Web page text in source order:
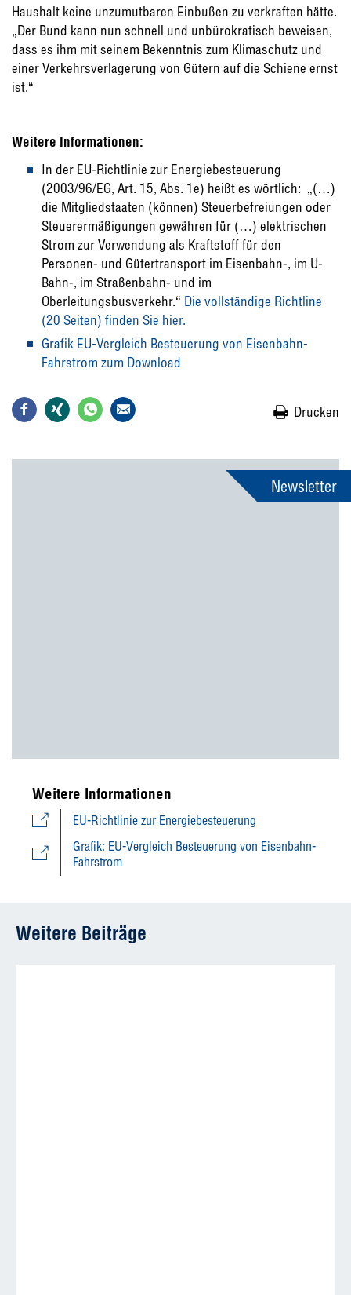
Haushalt keine unzumutbaren Einbußen zu verkraften hätte.
„Der Bund kann nun schnell und unbürokratisch beweisen,
dass es ihm mit seinem Bekenntnis zum Klimaschutz und
einer Verkehrsverlagerung von Gütern auf die Schiene ernst
ist.“
Weitere Informationen:
In der EU-Richtlinie zur Energiebesteuerung
(2003/96/EG, Art. 15, Abs. 1e) heißt es wörtlich: „(…)
die Mitgliedstaaten (können) Steuerbefreiungen oder
Steuerermäßigungen gewähren für (…) elektrischen
Strom zur Verwendung als Kraftstoff für den
Personen- und Gütertransport im Eisenbahn-, im U-
Bahn-, im Straßenbahn- und im
Oberleitungsbusverkehr.“ Die vollständige Richtline
(20 Seiten) finden Sie hier.
Grafik EU-Vergleich Besteuerung von Eisenbahn-
Fahrstrom zum Download
Drucken
Newsletter
Weitere Informationen
EU-Richtlinie zur Energiebesteuerung
Grafik: EU-Vergleich Besteuerung von Eisenbahn-
Fahrstrom
Weitere Beiträge